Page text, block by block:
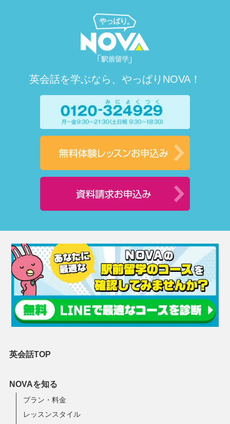
英会話を学ぶなら、やっぱりNOVA！
英会話TOP
NOVAを知る
プラン・料金
レッスンスタイル